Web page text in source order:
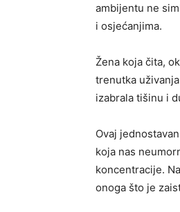
ambijentu ne
i osjećanjima.
Žena koja čita,
trenutka
izabrala tišinu i
Ovaj
koja nas
koncentracije.
onoga što je